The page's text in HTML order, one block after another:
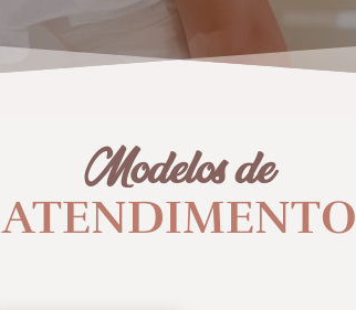
Modelos de
ATENDIMENTO